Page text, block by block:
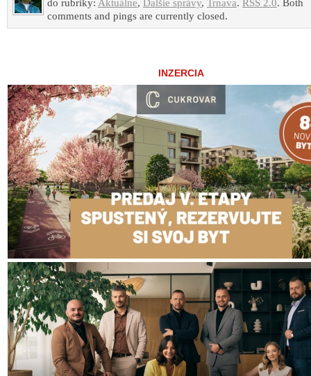
do rubriky: Aktuálne, Ďalšie správy, Trnava. RSS 2.0. Both
comments and pings are currently closed.
INZERCIA